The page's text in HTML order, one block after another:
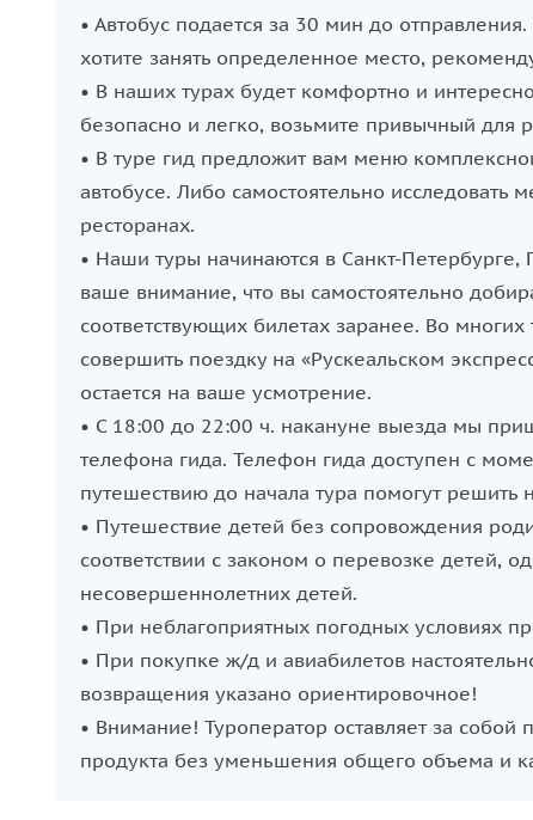
• Автобус подается за 30 мин до
хотите занять определенное место,
• В наших турах будет комфортно и
безопасно и легко, возьмите привычный для
• В туре гид предложит вам меню
автобусе. Либо самостоятельно
ресторанах.
• Наши туры начинаются в Санкт-
ваше внимание, что вы самостоятельно
соответствующих билетах заранее. Во многих
совершить поездку на «Рускеальском
остается на ваше усмотрение.
• С 18:00 до 22:00 ч. накануне выезда мы
телефона гида. Телефон гида доступен с
путешествию до начала тура помогут
• Путешествие детей без сопровождения
соответствии с законом о перевозке детей,
несовершеннолетних детей.
• При неблагоприятных погодных условиях
• При покупке ж/д и авиабилетов
возвращения указано ориентировочное!
• Внимание! Туроператор оставляет за собой
продукта без уменьшения общего объема и